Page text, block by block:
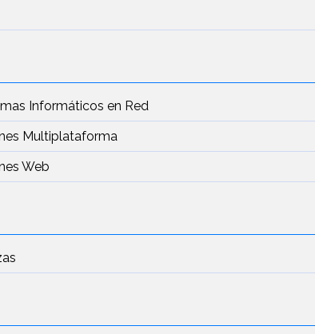
Informáticos en Red
Multiplataforma
Web